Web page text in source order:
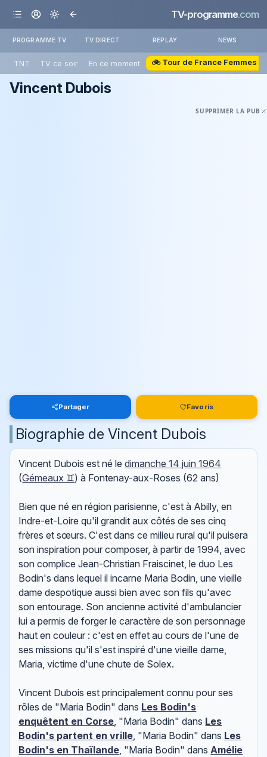
TV-programme.com
PROGRAMME TV TV DIRECT REPLAY NEWS
TNT TV ce soir En ce moment 🚲 Tour de France Femmes
Vincent Dubois
SUPPRIMER LA PUB
Partager Favoris
Biographie de Vincent Dubois
Vincent Dubois est né ledimanche 14 juin 1964
(Gémeaux ♊) à Fontenay-aux-Roses (62 ans)
Bien que né en région parisienne, c'est à Abilly, en
Indre-et-Loire qu'il grandit aux côtés de ses cinq
frères et sœurs. C'est dans ce milieu rural qu'il puisera
son inspiration pour composer, à partir de 1994, avec
son complice Jean-Christian Fraiscinet, le duo Les
Bodin's dans lequel il incarne Maria Bodin, une vieille
dame despotique aussi bien avec son fils qu'avec
son entourage. Son ancienne activité d'ambulancier
lui a permis de forger le caractère de son personnage
haut en couleur : c'est en effet au cours de l'une de
ses missions qu'il s'est inspiré d'une vieille dame,
Maria, victime d'une chute de Solex.
Vincent Dubois est principalement connu pour ses
rôles de "Maria Bodin" dans Les Bodin's
enquêtent en Corse, "Maria Bodin" dans Les
Bodin's partent en vrille, "Maria Bodin" dans Les
Bodin's en Thaïlande, "Maria Bodin" dansAmélie